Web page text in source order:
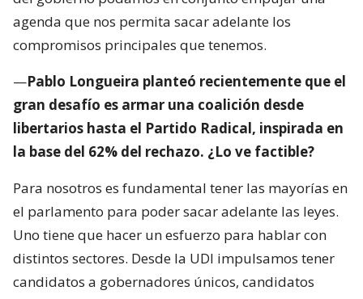
agenda que nos permita sacar adelante los
compromisos principales que tenemos.
—Pablo Longueira planteó recientemente que el
gran desafío es armar una coalición desde
libertarios hasta el Partido Radical, inspirada en
la base del 62% del rechazo. ¿Lo ve factible?
Para nosotros es fundamental tener las mayorías en
el parlamento para poder sacar adelante las leyes.
Uno tiene que hacer un esfuerzo para hablar con
distintos sectores. Desde la UDI impulsamos tener
candidatos a gobernadores únicos, candidatos